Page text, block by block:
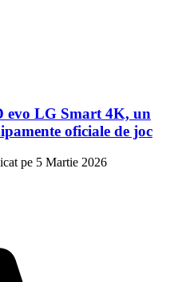
evo LG Smart 4K, un
oficiale de joc
pe 5 Martie 2026